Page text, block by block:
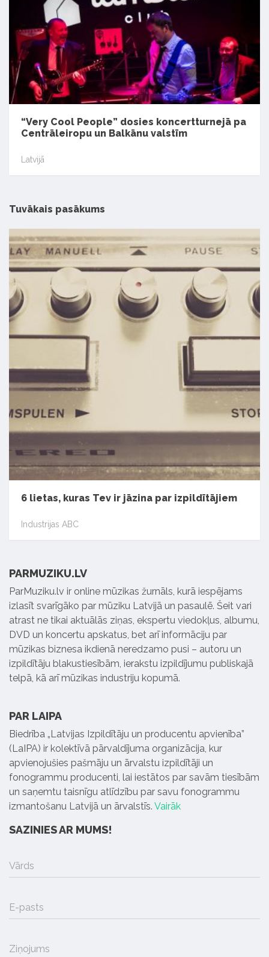
“Very Cool People” dosies koncertturnejā pa
Centrāleiropu un Balkānu valstīm
Latvijā
Tuvākais pasākums
6 lietas, kuras Tev ir jāzina par izpildītājiem
Industrijas ABC
PARMUZIKU.LV
ParMuziku.lv ir online mūzikas žurnāls, kurā iespējams
izlasīt svarīgāko par mūziku Latvijā un pasaulē. Šeit vari
atrast ne tikai aktuālās ziņas, ekspertu viedokļus, albumu,
DVD un koncertu apskatus, bet arī informāciju par
mūzikas biznesa ikdienā neredzamo pusi – autoru un
izpildītāju blakustiesībām, ierakstu izpildījumu publiskajā
telpā, kā arī mūzikas industriju kopumā.
PAR LAIPA
Biedrība „Latvijas Izpildītāju un producentu apvienība”
(LaIPA) ir kolektīvā pārvaldījuma organizācija, kur
apvienojušies pašmāju un ārvalstu izpildītāji un
fonogrammu producenti, lai iestātos par savām tiesībām
un saņemtu taisnīgu atlīdzību par savu fonogrammu
izmantošanu Latvijā un ārvalstīs. Vairāk
SAZINIES AR MUMS!
Vārds
E-pasts
Ziņojums